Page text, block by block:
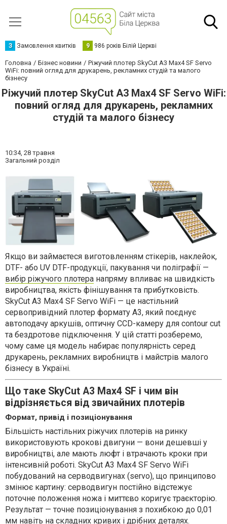
З Замовлення квитків 9 986 років Білій Церкві
Головна Бізнес новини
Ріжучий плотер SkyСut A3 Max4 SF Servo
WiFi: повний огляд для друкарень, рекламних студій та малого
бізнесу
Ріжучий плотер SkyСut A3 Max4 SF Servo WiFi:
повний огляд для друкарень, рекламних
студій та малого бізнесу
10:34, 28 травня
Загальний розділ
Якщо ви займаєтеся виготовленням стікерів, наклейок,
DTF- або UV DTF-продукції, пакування чи поліграфії —
вибір ріжучого плотера напряму впливає на швидкість
виробництва, якість фінішування та прибутковість.
SkyСut A3 Max4 SF Servo WiFi — це настільний
сервопривідний плотер формату А3, який поєднує
автоподачу аркушів, оптичну CCD-камеру для contour cut
та бездротове підключення. У цій статті розберемо,
чому саме ця модель набирає популярність серед
друкарень, рекламних виробництв і майстрів малого
бізнесу в Україні.
Що таке SkyСut A3 Max4 SF і чим він
відрізняється від звичайних плотерів
Формат, привід і позиціонування
Більшість настільних ріжучих плотерів на ринку
використовують крокові двигуни — вони дешевші у
виробництві, але мають люфт і втрачають кроки при
інтенсивній роботі. SkyСut A3 Max4 SF Servo WiFi
побудований на серводвигунах (servo), що принципово
змінює картину: серводвигун постійно відстежує
поточне положення ножа і миттєво коригує траєкторію.
Результат — точне позиціонування з похибкою до 0,01
мм навіть на складних кривих і дрібних деталях.